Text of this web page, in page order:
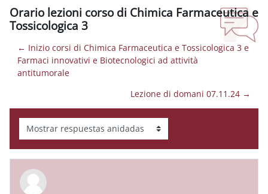
Orario lezioni corso di Chimica Farmaceutica e
Tossicologica 3
← Inizio corsi di Chimica Farmaceutica e Tossicologica 3 e
Farmaci innovativi e Biotecnologici ad attività
antitumorale
Lezione di domani 07.11.24 →
Mostrar modo